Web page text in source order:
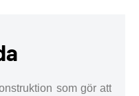
som gör att